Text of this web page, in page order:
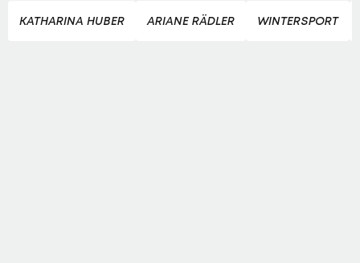
KATHARINA HUBER ARIANE RÄDLER WINTERSPORT